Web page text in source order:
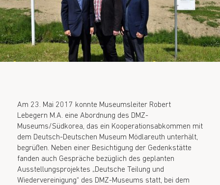
Am 23. Mai 2017 konnte Museumsleiter Robert
Lebegern M.A. eine Abordnung des DMZ-
Museums/Südkorea, das ein Kooperationsabkommen mit
dem Deutsch-Deutschen Museum Mödlareuth unterhält,
begrüßen. Neben einer Besichtigung der Gedenkstätte
fanden auch Gespräche bezüglich des geplanten
Ausstellungsprojektes „Deutsche Teilung und
Wiedervereinigung“ des DMZ-Museums statt, bei dem